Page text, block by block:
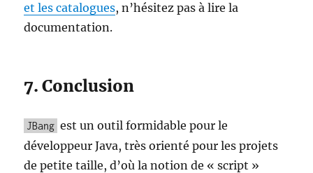
et les catalogues, n’hésitez pas à lire la
documentation.
7. Conclusion
JBang est un outil formidable pour le
développeur Java, très orienté pour les projets
de petite taille, d’où la notion de « script »